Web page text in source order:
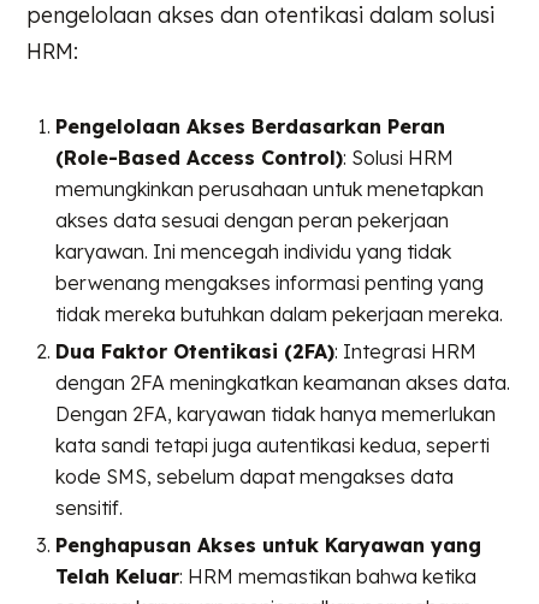
pengelolaan akses dan otentikasi dalam solusi
HRM:
Pengelolaan Akses Berdasarkan Peran
(Role-Based Access Control): Solusi HRM
memungkinkan perusahaan untuk menetapkan
akses data sesuai dengan peran pekerjaan
karyawan. Ini mencegah individu yang tidak
berwenang mengakses informasi penting yang
tidak mereka butuhkan dalam pekerjaan mereka.
Dua Faktor Otentikasi (2FA): Integrasi HRM
dengan 2FA meningkatkan keamanan akses data.
Dengan 2FA, karyawan tidak hanya memerlukan
kata sandi tetapi juga autentikasi kedua, seperti
kode SMS, sebelum dapat mengakses data
sensitif.
Penghapusan Akses untuk Karyawan yang
Telah Keluar: HRM memastikan bahwa ketika